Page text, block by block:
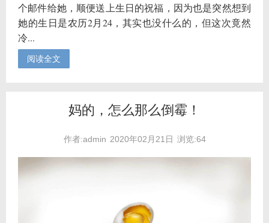
个邮件给她，顺便送上生日的祝福，因为也是突然想到
她的生日是农历2月24，其实也没什么的，但这次竟然
冷...
阅读全文
妈的，怎么那么倒霉！
作者:admin 2020年02月21日 浏览:64